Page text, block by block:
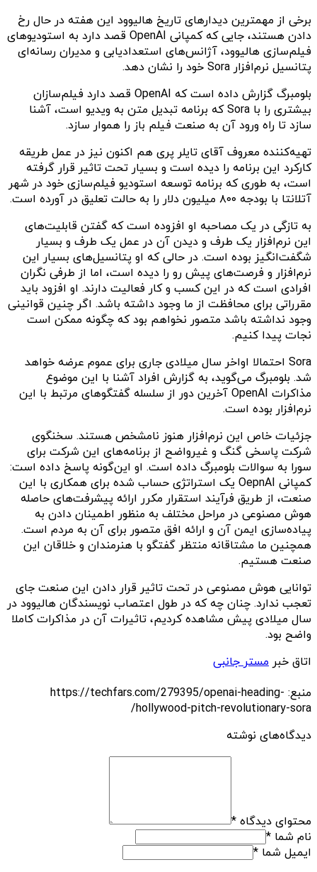
برخی از مهمترین دیدار‌های تاریخ هالیوود این هفته در حال رخ
دادن هستند، جایی که کمپانی OpenAI قصد دارد به استودیو‌های
فیلم‌سازی هالیوود، آژانس‌‌های استعداد‌یابی و مدیران رسانه‌ای
پتانسیل نرم‌افزار Sora خود را نشان دهد.
بلومبرگ گزارش داده است که OpenAI قصد دارد فیلم‌سازان
بیشتری را با Sora که برنامه تبدیل متن به ویدیو است، آشنا
سازد تا راه ورود آن به صنعت فیلم باز را هموار سازد.
تهیه‌کننده معروف آقای تایلر پری هم اکنون نیز در عمل طریقه
کارکرد این برنامه را دیده است و بسیار تحت تاثیر قرار گرفته
است، به طوری که برنامه توسعه استودیو فیلم‌سازی خود در شهر
آتلانتا با بودجه ۸۰۰ میلیون دلار را به حالت تعلیق در آورده است.
به تازگی در یک مصاحبه او افزوده است که گفتن قابلیت‌های
این نرم‌افزار یک طرف و دیدن آن در عمل یک طرف و بسیار
شگفت‌انگیز بوده است. در حالی که او پتانسیل‌های بسیار این
نرم‌افزار و فرصت‌های پیش رو را دیده است، اما از طرفی نگران
افرادی است که در این کسب و کار فعالیت دارند. او افزود باید
مقرراتی برای محافظت از ما وجود داشته باشد. اگر چنین قوانینی
وجود نداشته باشد متصور نخواهم بود که چگونه ممکن است
نجات پیدا کنیم.
Sora احتمالا اواخر سال میلادی جاری برای عموم عرضه خواهد
شد. بلومبرگ می‌گوید، به گزارش افراد آشنا با این موضوع
مذاکرات OpenAI آخرین دور از سلسله گفتگو‌های مرتبط با این
نرم‌افزار بوده است.
جزئیات خاص این نرم‌افزار هنوز نامشخص هستند. سخنگوی
شرکت پاسخی گنگ و غیرواضح از برنامه‌های این شرکت برای
سورا به سوالات بلومبرگ داده است. او این‌گونه پاسخ داده است:
کمپانی OepnAI یک استراتژی حساب‌ شده برای همکاری با این
صنعت، از طریق فرآیند استقرار مکرر ارائه پیشرفت‌های حاصله
هوش مصنوعی در مراحل مختلف به منظور اطمینان دادن به
پیاده‌سازی ایمن آن و ارائه افق متصور برای آن به مردم است.
همچنین ما مشتاقانه منتظر گفتگو با هنرمندان و خلاقان این
صنعت هستیم.
توانایی هوش مصنوعی در تحت تاثیر قرار دادن این صنعت جای
تعجب ندارد. چنان چه که در طول اعتصاب نویسندگان هالیوود در
سال میلادی پیش مشاهده کردیم، تاثیرات آن در مذاکرات کاملا
واضح بود.
اتاق خبر مستر جانبی
منبع: https://techfars.com/279395/openai-heading-
hollywood-pitch-revolutionary-sora/
دیدگاه‌های نوشته
محتوای دیدگاه *
نام شما *
ایمیل شما *